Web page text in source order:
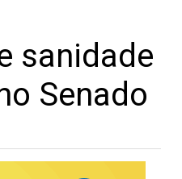
sanidade
Senado